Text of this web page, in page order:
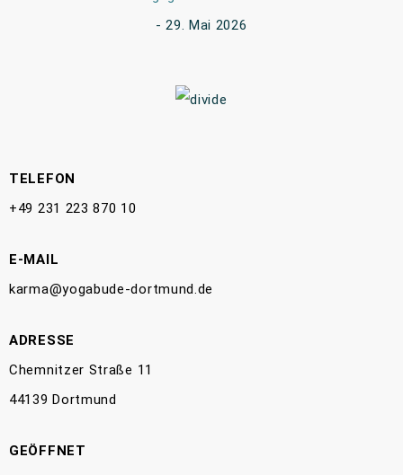
29. Mai 2026
TELEFON
+49 231 223 870 10
E-MAIL
karma@yogabude-dortmund.de
ADRESSE
Chemnitzer Straße 11
44139 Dortmund
GEÖFFNET